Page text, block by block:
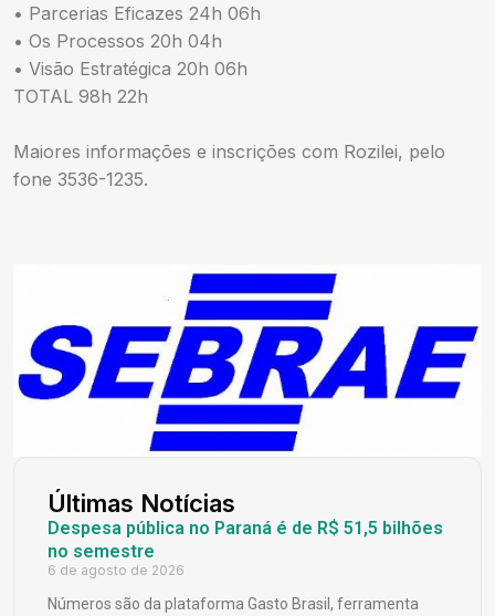
• Parcerias Eficazes 24h 06h
• Os Processos 20h 04h
• Visão Estratégica 20h 06h
TOTAL 98h 22h
Maiores informações e inscrições com Rozilei, pelo
fone 3536-1235.
Últimas Notícias
Despesa pública no Paraná é de R$ 51,5 bilhões
no semestre
6 de agosto de 2026
Números são da plataforma Gasto Brasil, ferramenta